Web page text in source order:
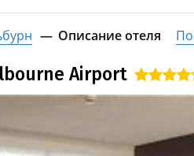
Описание отеля
Airport